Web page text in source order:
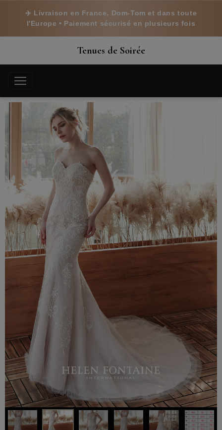
✈️ Livraison en France, Dom-Tom et dans toute
l'Europe • Paiement sécurisé en plusieurs fois
Tenues de Soirée